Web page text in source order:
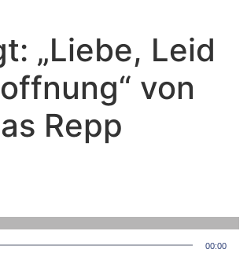
„Liebe, Leid
von
Repp
00:00